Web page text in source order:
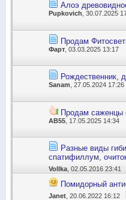
Алоэ
Pupkovich, 30.07.2025
Продам
Фарт , 03.03.2025 13:17
Рождественник,
Sanam , 27.05.2024 17:26
Продам саженцы
АВ55 , 17.05.2025 14:34
Разные виды
спатифиллум,
Vollka , 02.05.2016 23:41
Помидорный
Janet , 20.06.2022 16:12